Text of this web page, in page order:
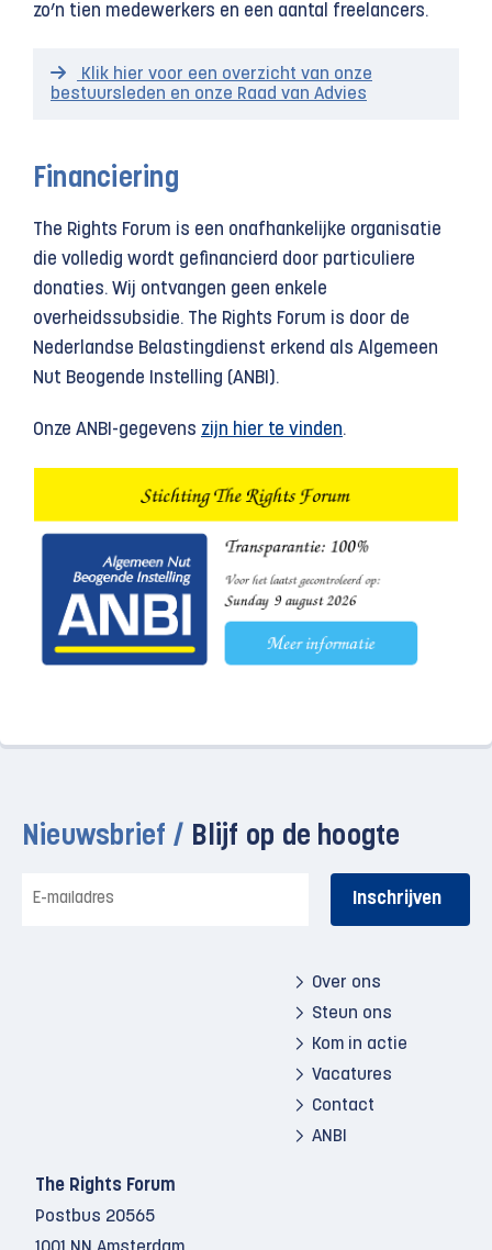
zo’n tien medewerkers en een aantal freelancers.
Klik hier voor een overzicht van onze
bestuursleden en onze Raad van Advies
Financiering
The Rights Forum is een onafhankelijke organisatie
die volledig wordt gefinancierd door particuliere
donaties. Wij ontvangen geen enkele
overheidssubsidie. The Rights Forum is door de
Nederlandse Belastingdienst erkend als Algemeen
Nut Beogende Instelling (ANBI).
Onze ANBI-gegevens zijn hier te vinden.
Nieuwsbrief / Blijf op de hoogte
mailadres
Over ons
Steun ons
Kom in actie
Vacatures
Contact
ANBI
The Rights Forum
Postbus 20565